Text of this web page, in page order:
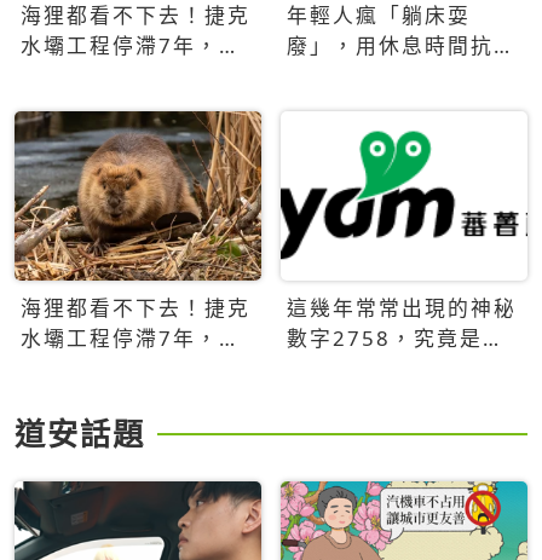
海狸都看不下去！捷克
水壩工程停滯7年，海
年輕人瘋「躺床耍
廢」，用休息時間抗拒
海狸都看不下去！捷克
水壩工程停滯7年，海
這幾年常常出現的神秘
數字2758，究竟是什
道安話題